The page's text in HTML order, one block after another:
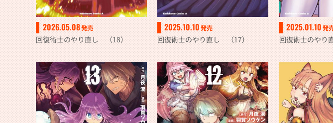
2026.05.08発売
回復術士のやり直し （18）
2025.10.10発売
回復術士のやり直し （17）
2025.01.10発
回復術士のやり